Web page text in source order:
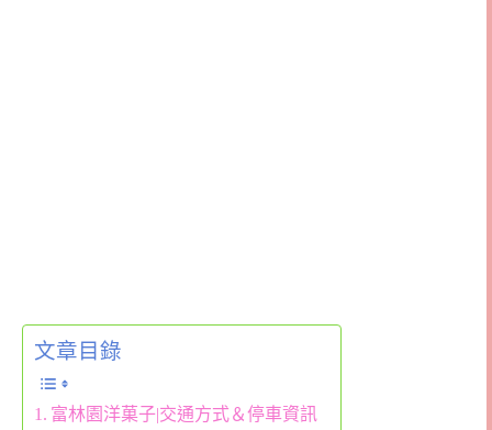
文章目錄
富林園洋菓子|交通方式＆停車資訊